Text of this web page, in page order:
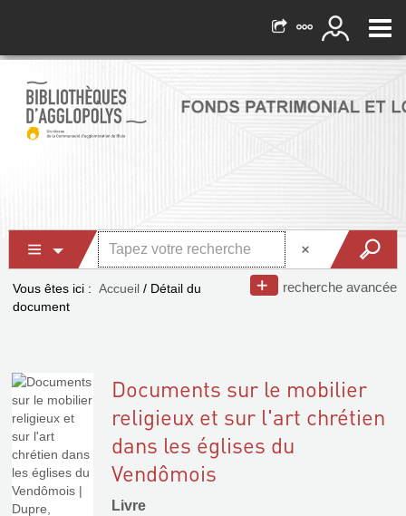
recherche avancée
Vous êtes ici : Accueil / Détail du
document
Documents sur le mobilier
religieux et sur l'art chrétien
dans les églises du
Vendômois
Livre